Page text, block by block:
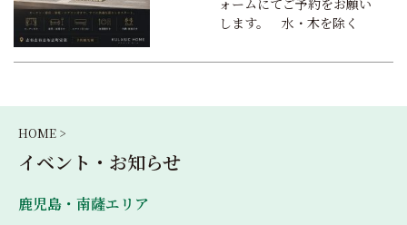
ォームにてご予約をお願い
します。 水・木を除く
HOME >
イベント・お知らせ
鹿児島・南薩エリア